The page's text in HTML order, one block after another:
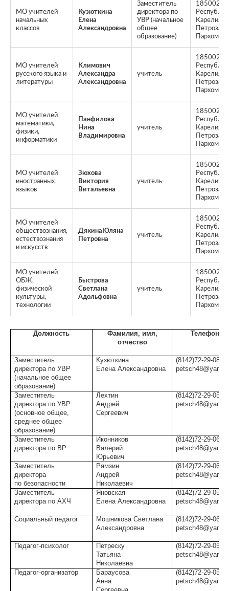
МО учителей
начальных
классов
Кузюткина
Елена
Александровна
Заместитель
директора по
УВР (начальное
общее
образование)
185002,
Карелия, г.
МО учителей
русского языка и
литературы
Климович
Александра
Александровна
учитель
185002,
Карелия, г.
МО учителей
математики,
физики,
информатики
Панфилова
Нина
Владимировна
учитель
185002,
Карелия, г.
МО учителей
иностранных
языков
Зюхова
Виктория
Витальевна
учитель
185002,
Карелия, г.
МО учителей
обществознания,
естествознания
и искусств
ДякинаЮляна
Петровна
учитель
185002,
Карелия, г.
МО учителей
ОБЖ,
физической
культуры,
технологии
Быстрова
Светлана
Адольфовна
учитель
185002,
Карелия, г.
Должность
Фамилия, имя,
отчество
Телефон,
Заместитель
директора по УВР
(начальное общее
образование)
Кузюткина
Елена Александровна
(8142)72-29-08
Заместитель
директора по УВР
(основное общее,
среднее общее
образование)
Лехтин
Андрей
Сергеевич
(8142)72-29-05
Заместитель
директора по ВР
Иконников
Валерий
Юрьевич
(8142)72-29-06
Заместитель
директора
по безопасности
Рямзин
Андрей
Николаевич
(8142)72-29-06
Заместитель
директора по АХЧ
Яновская
Елена Александровна
(8142)72-29-05
Социальный педагог
Мошникова Светлана
Александровна
(8142)72-29-06
Педагог-психолог
Петреску
Татьяна
Николаевна
(8142)72-29-05
Педагог-организатор
Бараусова
Анна
(8142)72-29-05